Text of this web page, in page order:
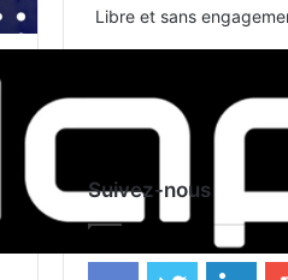
Libre et sans
Suivez-nous